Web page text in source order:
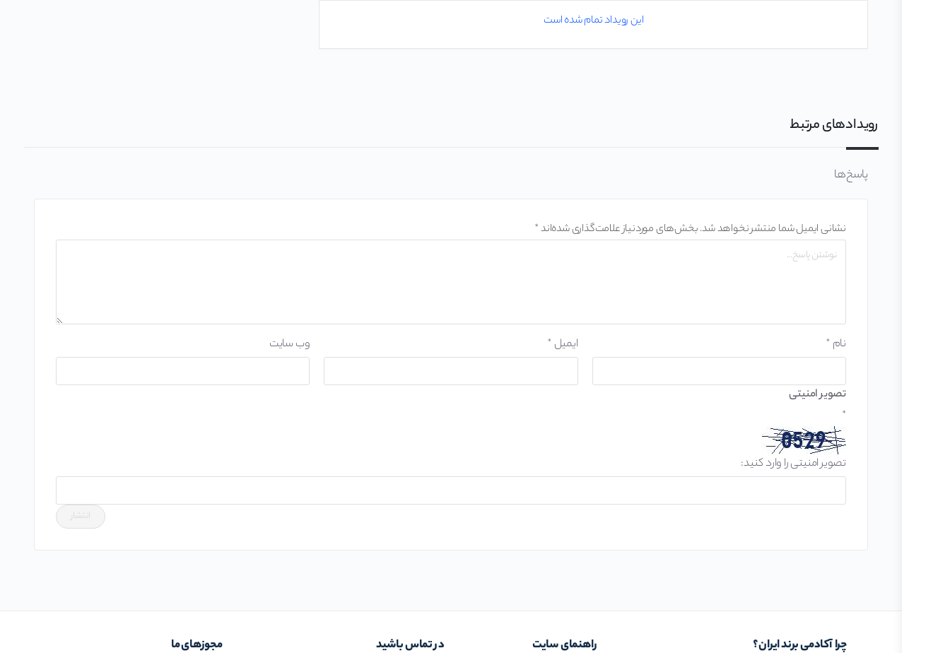
این رویداد تمام شده است
رویدادهای مرتبط
پاسخ‌ها
نشانی ایمیل شما منتشر نخواهد شد.بخش‌های موردنیاز علامت‌گذاری شده‌اند*
نام * ایمیل * وب‌ سایت
تصویر امنیتی
*
تصویر امنیتی را وارد کنید:
چرا آکادمی برند ایران؟ راهنمای سایت در تماس باشید مجوز‌های ما